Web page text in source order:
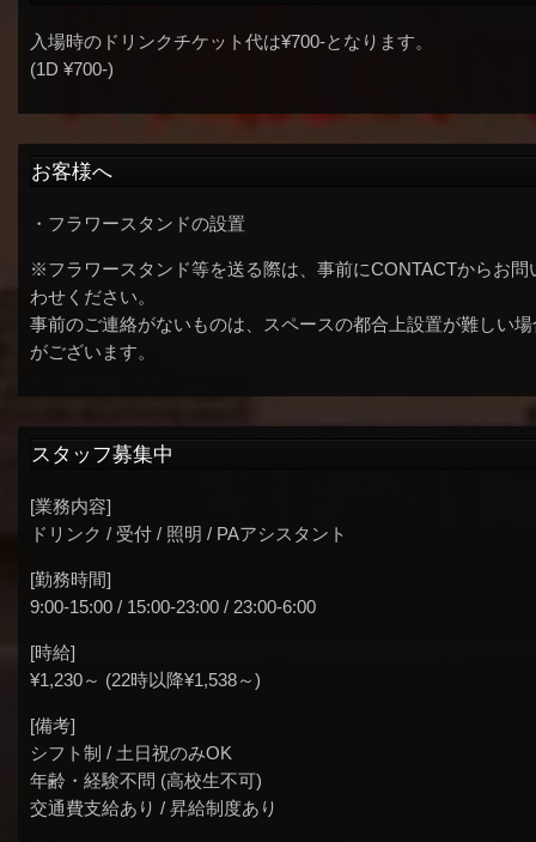
入場時のドリンクチケット代は¥700-となります。
(1D ¥700-)
お客様へ
・フラワースタンドの設置
※フラワースタンド等を送る際は、事前にCONTACTからお問
わせください。
事前のご連絡がないものは、スペースの都合上設置が難しい場
がございます。
スタッフ募集中
[業務内容]
ドリンク / 受付 / 照明 / PAアシスタント
[勤務時間]
9:00-15:00 / 15:00-23:00 / 23:00-6:00
[時給]
¥1,230～ (22時以降¥1,538～)
[備考]
シフト制 / 土日祝のみOK
年齢・経験不問 (高校生不可)
交通費支給あり / 昇給制度あり